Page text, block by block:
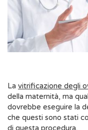
La vitrificazione degli
della maternità, ma
dovrebbe eseguire la
che questi sono stati
di questa procedura.